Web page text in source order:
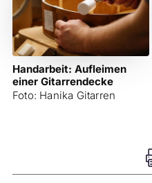
Handarbeit: Aufleimen
einer Gitarrendecke
Foto: Hanika Gitarren